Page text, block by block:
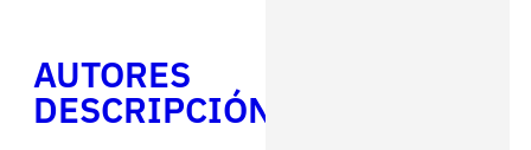
AUTORES
DESCRIPCIÓN